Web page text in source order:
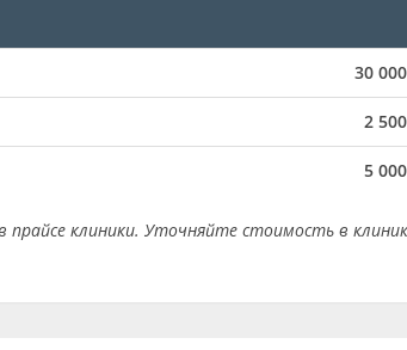
30
2
5
прайсе клиники. Уточняйте стоимость в